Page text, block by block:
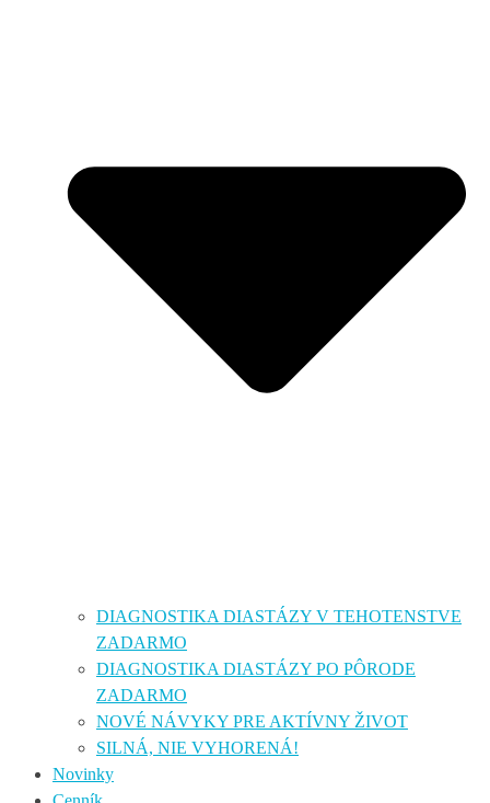
DIAGNOSTIKA DIASTÁZY V TEHOTENSTVE
ZADARMO
DIAGNOSTIKA DIASTÁZY PO PÔRODE
ZADARMO
NOVÉ NÁVYKY PRE AKTÍVNY ŽIVOT
SILNÁ, NIE VYHORENÁ!
Novinky